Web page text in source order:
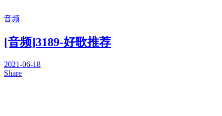
音频
[音频]3189-好歌推荐
2021-06-18
Share